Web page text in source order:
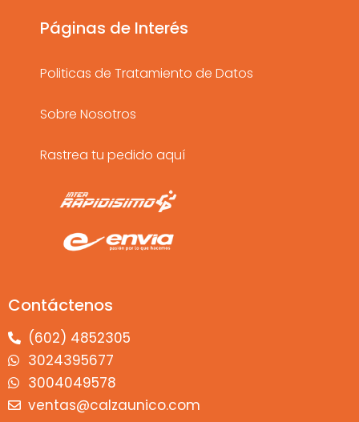
a
m
k
Páginas de Interés
Politicas de Tratamiento de Datos
Sobre Nosotros
Rastrea tu pedido aquí
Contáctenos
(602) 4852305
3024395677
3004049578
ventas@calzaunico.com